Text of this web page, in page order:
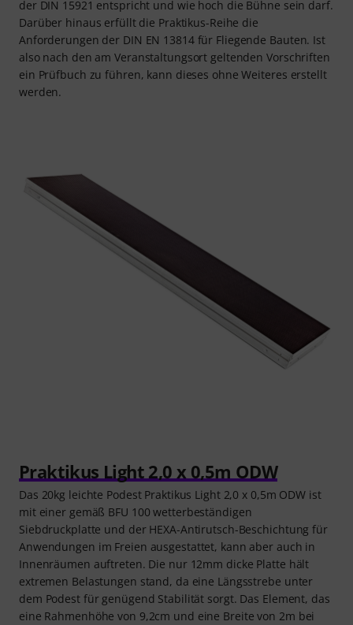
der DIN 15921 entspricht und wie hoch die Bühne sein darf.
Darüber hinaus erfüllt die Praktikus-Reihe die
Anforderungen der DIN EN 13814 für Fliegende Bauten. Ist
also nach den am Veranstaltungsort geltenden Vorschriften
ein Prüfbuch zu führen, kann dieses ohne Weiteres erstellt
werden.
Praktikus Light 2,0 x 0,5m ODW
Das 20kg leichte Podest Praktikus Light 2,0 x 0,5m ODW ist
mit einer gemäß BFU 100 wetterbeständigen
Siebdruckplatte und der HEXA-Antirutsch-Beschichtung für
Anwendungen im Freien ausgestattet, kann aber auch in
Innenräumen auftreten. Die nur 12mm dicke Platte hält
extremen Belastungen stand, da eine Längsstrebe unter
dem Podest für genügend Stabilität sorgt. Das Element, das
eine Rahmenhöhe von 9,2cm und eine Breite von 2m bei